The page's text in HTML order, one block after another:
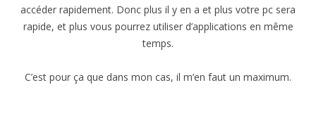
accéder rapidement. Donc plus il y en a et plus votre pc sera
rapide, et plus vous pourrez utiliser d’applications en même
temps.
C’est pour ça que dans mon cas, il m’en faut un maximum.